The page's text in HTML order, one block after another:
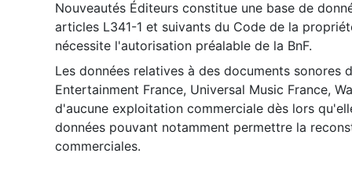
Nouveautés Éditeurs constitue une base de
articles L341-1 et suivants du Code de la
nécessite l'autorisation préalable de la BnF.
Les données relatives à des documents sonores
Entertainment France, Universal Music France,
d'aucune exploitation commerciale dès lors
données pouvant notamment permettre la
commerciales.